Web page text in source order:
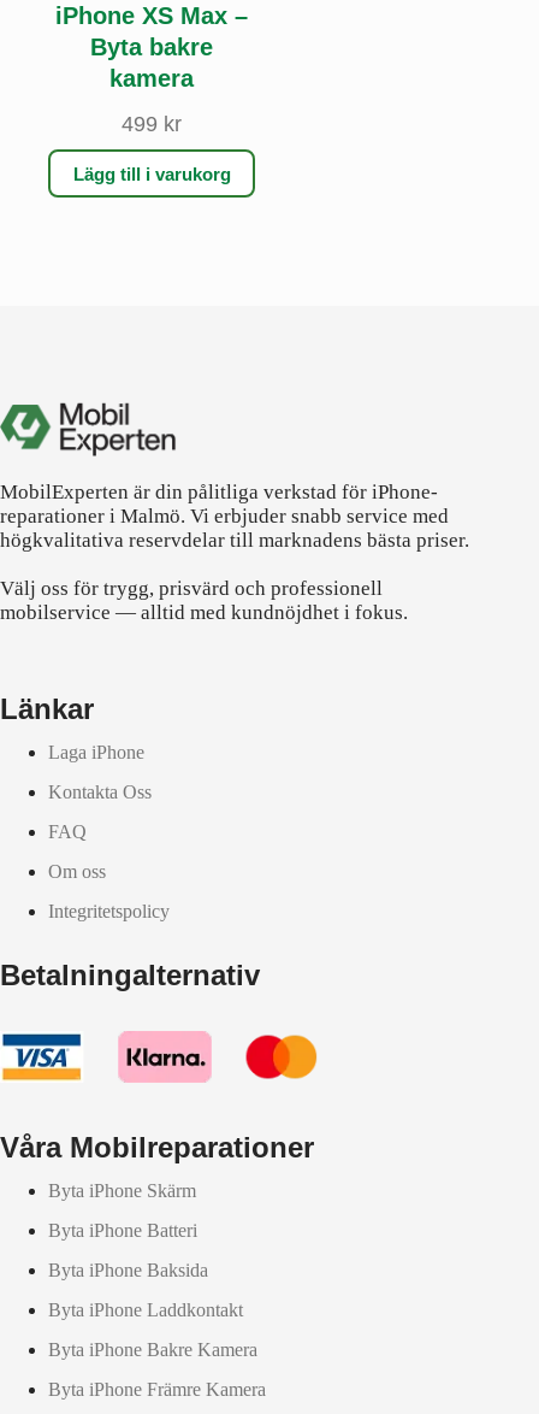
iPhone XS Max –
Byta bakre
kamera
499 kr
Lägg till i varukorg
MobilExperten är din pålitliga verkstad för iPhone-
reparationer i Malmö. Vi erbjuder snabb service med
högkvalitativa reservdelar till marknadens bästa priser.
Välj oss för trygg, prisvärd och professionell
mobilservice — alltid med kundnöjdhet i fokus.
Länkar
Laga iPhone
Kontakta Oss
FAQ
Om oss
Integritetspolicy
Betalningalternativ
Våra Mobilreparationer
Byta iPhone Skärm
Byta iPhone Batteri
Byta iPhone Baksida
Byta iPhone Laddkontakt
Byta iPhone Bakre Kamera
Byta iPhone Främre Kamera